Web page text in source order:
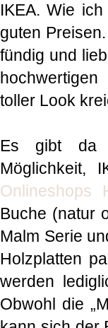
IKEA. Wie
guten
fündig und
toller Look
Es gibt da
Möglichkeit,
Onlineshops
Buche (natur
Malm Serie
Holzplatten
werden
Obwohl die